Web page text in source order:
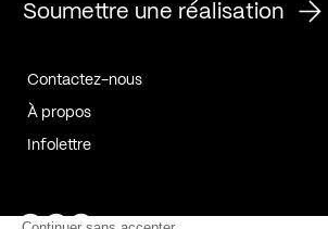
Soumettre une réalisation
Contactez-nous
À propos
Infolettre
Page Facebook de Kollectif
Page Instagram de Kollectif
Page Linkedin de Kollectif